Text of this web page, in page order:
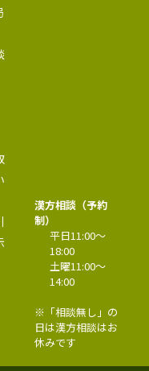
漢方相談（予約
制）
平日11:00〜
18:00
土曜11:00〜
14:00
※「相談無し」の
日は漢方相談はお
休みです